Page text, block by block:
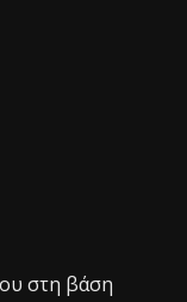
στη βάση